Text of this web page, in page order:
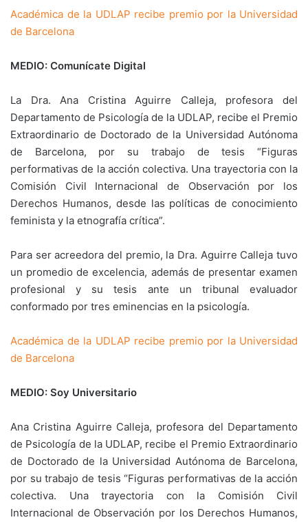
Académica de la UDLAP recibe premio por la Universidad
de Barcelona
MEDIO: Comunícate Digital
La Dra. Ana Cristina Aguirre Calleja, profesora del
Departamento de Psicología de la UDLAP, recibe el Premio
Extraordinario de Doctorado de la Universidad Autónoma
de Barcelona, por su trabajo de tesis “Figuras
performativas de la acción colectiva. Una trayectoria con la
Comisión Civil Internacional de Observación por los
Derechos Humanos, desde las políticas de conocimiento
feminista y la etnografía crítica”.
Para ser acreedora del premio, la Dra. Aguirre Calleja tuvo
un promedio de excelencia, además de presentar examen
profesional y su tesis ante un tribunal evaluador
conformado por tres eminencias en la psicología.
Académica de la UDLAP recibe premio por la Universidad
MEDIO: Soy Universitario
Ana Cristina Aguirre Calleja, profesora del Departamento
de Psicología de la UDLAP, recibe el Premio Extraordinario
de Doctorado de la Universidad Autónoma de Barcelona,
por su trabajo de tesis “Figuras performativas de la acción
colectiva. Una trayectoria con la Comisión Civil
Internacional de Observación por los Derechos Humanos,